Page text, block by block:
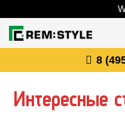
8
Интересные